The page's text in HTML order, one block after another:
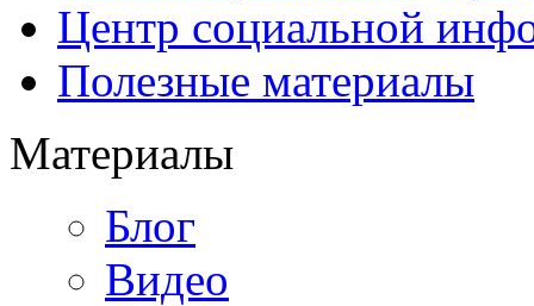
Центр социальной
Полезные материалы
Материалы
Блог
Видео